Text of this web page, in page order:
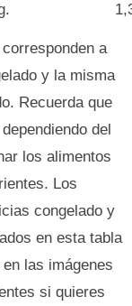
a
y la misma
Recuerda que
del
los alimentos
Los
congelado y
en esta tabla
las imágenes
si quieres